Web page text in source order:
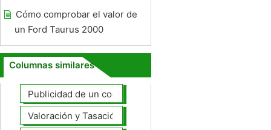
Cómo comprobar el valor de
un Ford Taurus 2000
Columnas similares
Publicidad de un coche para la venta
Valoración y Tasación